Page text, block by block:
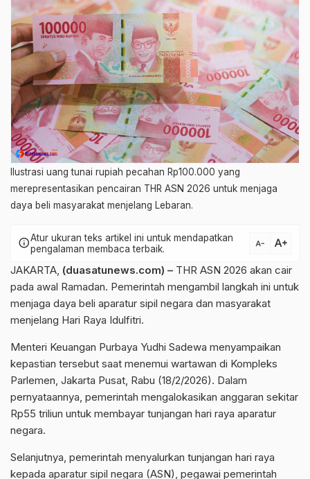
Ilustrasi uang tunai rupiah pecahan Rp100.000 yang
merepresentasikan pencairan THR ASN 2026 untuk menjaga
daya beli masyarakat menjelang Lebaran.
infoAtur ukuran teks artikel ini untuk mendapatkan
pengalaman membaca terbaik.
text_decrease text_increase
JAKARTA, (duasatunews.com) – THR ASN 2026 akan cair
pada awal Ramadan. Pemerintah mengambil langkah ini untuk
menjaga daya beli aparatur sipil negara dan masyarakat
menjelang Hari Raya Idulfitri.
Menteri Keuangan Purbaya Yudhi Sadewa menyampaikan
kepastian tersebut saat menemui wartawan di Kompleks
Parlemen, Jakarta Pusat, Rabu (18/2/2026). Dalam
pernyataannya, pemerintah mengalokasikan anggaran sekitar
Rp55 triliun untuk membayar tunjangan hari raya aparatur
negara.
Selanjutnya, pemerintah menyalurkan tunjangan hari raya
kepada aparatur sipil negara (ASN), pegawai pemerintah